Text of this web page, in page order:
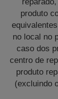
produto
no local no
caso dos
centro de
produto
(excluindo